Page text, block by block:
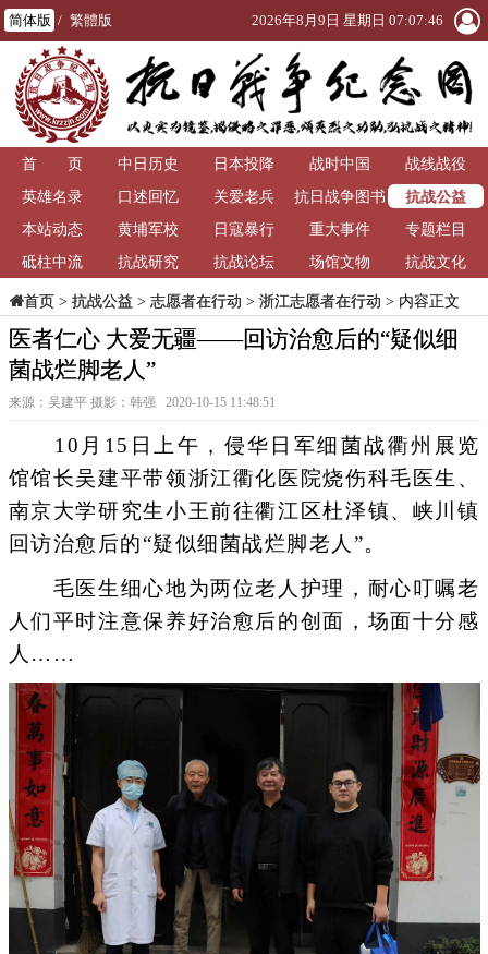
简体版 / 繁體版 2026年8月9日 星期日 07:07:47
首 页 中日历史 日本投降 战时中国
战线战役
英雄名录
口述回忆 关爱老兵
抗日战争图书
馆
抗战公益
本站动态
黄埔军校 日寇暴行 重大事件
专题栏目
砥柱中流
抗战研究 抗战论坛 场馆文物 抗战文化
首页> 抗战公益 > 志愿者在行动 > 浙江志愿者在行动 > 内容正文
医者仁心 大爱无疆——回访治愈后的“疑似细
菌战烂脚老人”
来源：吴建平 摄影：韩强 2020-10-15 11:48:51
10月15日上午，侵华日军细菌战衢州展览
馆馆长吴建平带领浙江衢化医院烧伤科毛医生、
南京大学研究生小王前往衢江区杜泽镇、峡川镇
回访治愈后的“疑似细菌战烂脚老人”。
毛医生细心地为两位老人护理，耐心叮嘱老
人们平时注意保养好治愈后的创面，场面十分感
人……